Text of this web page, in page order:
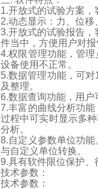
1.开放式的试验方案，
2.动态显示：力、位移
3.开放式的试验报告，
件当中，方便用户对报
4.权限管理功能，管
设备使用不正常。
5.数据管理功能，可对
及整理。
6.数据查询功能，用户
7.丰富的曲线分析功
过程中可实时显示多
分析。
8.自定义参数单位功
与自定义单位转换。
9.具有软件限位保护、
技术参数：
技术参数：